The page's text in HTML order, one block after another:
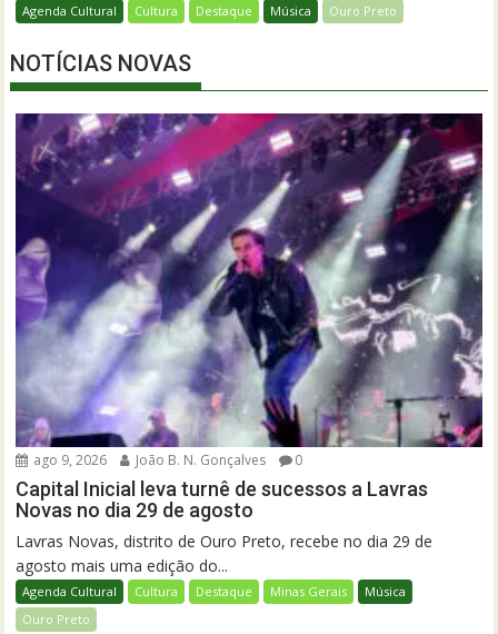
Agenda Cultural Cultura Destaque Música Ouro Preto
NOTÍCIAS NOVAS
ago 9, 2026 João B. N. Gonçalves 0
Capital Inicial leva turnê de sucessos a Lavras
Novas no dia 29 de agosto
Lavras Novas, distrito de Ouro Preto, recebe no dia 29 de
agosto mais uma edição do...
Agenda Cultural Cultura Destaque Minas Gerais
Música
Ouro Preto